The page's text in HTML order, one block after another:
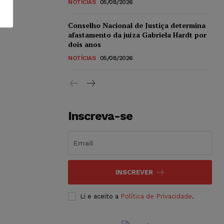
NOTÍCIAS 05/08/2026
Conselho Nacional de Justiça determina
afastamento da juíza Gabriela Hardt por
dois anos
NOTÍCIAS 05/08/2026
Inscreva-se
INSCREVER
Li e aceito a Política de Privacidade.